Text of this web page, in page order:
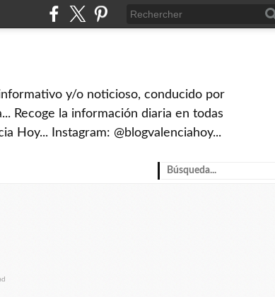
y/o noticioso, conducido por
Recoge la información diaria en todas
Hoy... Instagram: @blogvalenciahoy...